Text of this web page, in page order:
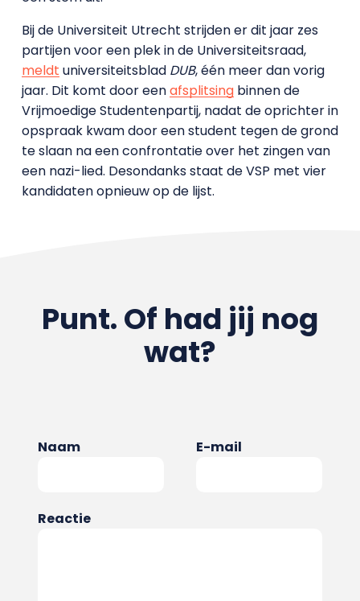
Bij de Universiteit Utrecht strijden er dit jaar zes
partijen voor een plek in de Universiteitsraad,
meldt universiteitsblad DUB, één meer dan vorig
jaar. Dit komt door eenafsplitsingbinnen de
Vrijmoedige Studentenpartij, nadat de oprichter in
opspraak kwam door een student tegen de grond
te slaan na een confrontatie over het zingen van
een nazi-lied. Desondanks staat de VSP met vier
kandidaten opnieuw op de lijst.
Punt. Of had jij nog
wat?
Naam E-mail
Reactie